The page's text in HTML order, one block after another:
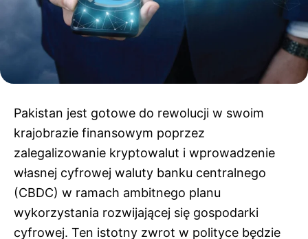
Pakistan jest gotowe do rewolucji w swoim
krajobrazie finansowym poprzez
zalegalizowanie kryptowalut i wprowadzenie
własnej cyfrowej waluty banku centralnego
(CBDC) w ramach ambitnego planu
wykorzystania rozwijającej się gospodarki
cyfrowej. Ten istotny zwrot w polityce będzie